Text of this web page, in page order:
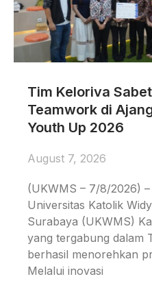
Tim Keloriva
Teamwork di
Youth Up 2026
August 7, 2026
(UKWMS – 7/8/2026)
Universitas Katolik
Surabaya (UKWMS)
yang tergabung dalam
berhasil menorehkan
Melalui inovasi